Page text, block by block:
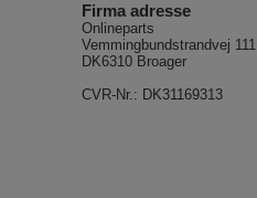
Firma adresse
Onlineparts
Vemmingbundstrandvej 111
DK6310 Broager
CVR-Nr.: DK31169313